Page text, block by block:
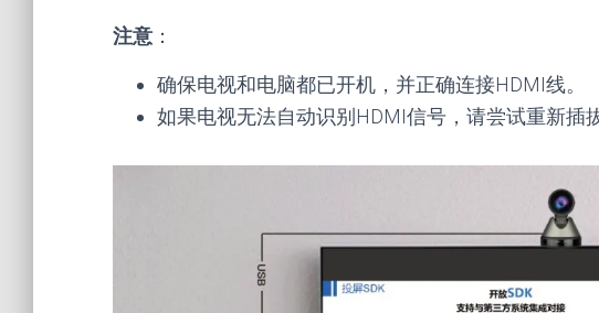
注意 ：
确保电视和电脑都已开机，并正确连接HDMI线。
如果电视无法自动识别HDMI信号，请尝试重新插